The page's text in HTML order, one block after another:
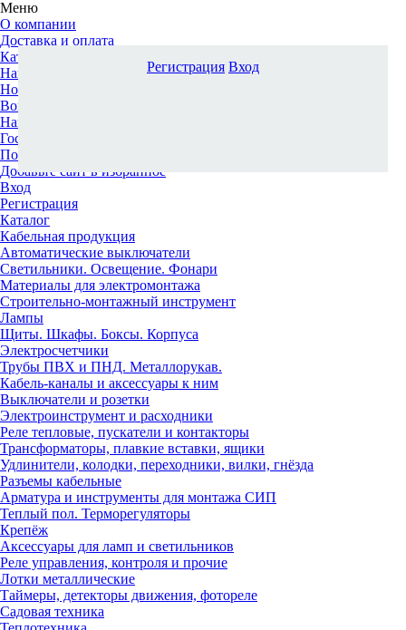
Меню
О компании
Доставка и оплата
Каталог
Наши офисы
Новости и новинки
Вопрос-ответ
Наша команда
Гос. заказчикам
Поставщикам
Добавьте сайт в избранное
Вход
Регистрация
Каталог
Кабельная продукция
Автоматические выключатели
Светильники. Освещение. Фонари
Материалы для электромонтажа
Строительно-монтажный инструмент
Лампы
Щиты. Шкафы. Боксы. Корпуса
Электросчетчики
Трубы ПВХ и ПНД. Металлорукав.
Кабель-каналы и аксессуары к ним
Выключатели и розетки
Электроинструмент и расходники
Реле тепловые, пускатели и контакторы
Трансформаторы, плавкие вставки, ящики
Удлинители, колодки, переходники, вилки, гнёзда
Разъемы кабельные
Арматура и инструменты для монтажа СИП
Теплый пол. Терморегуляторы
Крепёж
Аксессуары для ламп и светильников
Реле управления, контроля и прочие
Лотки металлические
Таймеры, детекторы движения, фотореле
Садовая техника
Регистрация Вход